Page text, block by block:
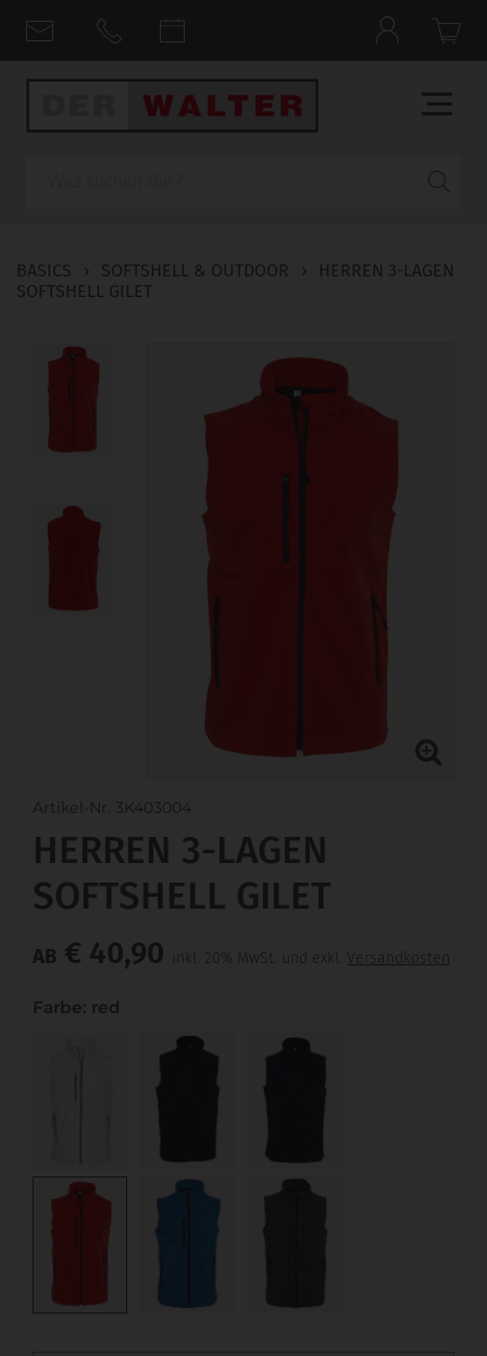
BASICS › SOFTSHELL & OUTDOOR ›
HERREN 3-LAGEN
SOFTSHELL GILET
Artikel-Nr. 3K403004
HERREN 3-LAGEN
SOFTSHELL GILET
AB € 40,90 inkl. 20% MwSt. und exkl. Versandkosten
Farbe: red